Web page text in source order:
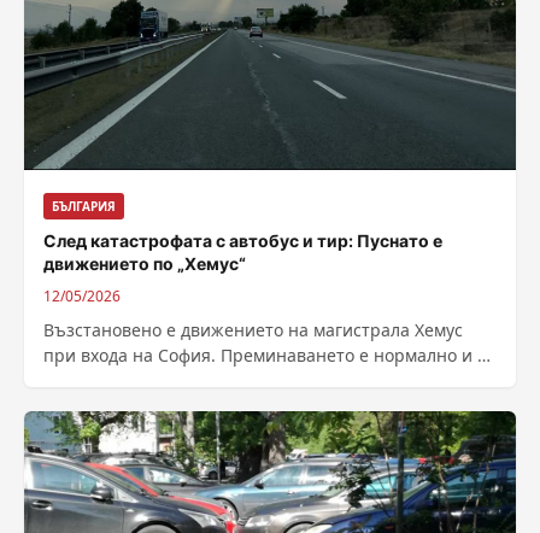
БЪЛГАРИЯ
След катастрофата с автобус и тир: Пуснато е
движението по „Хемус“
12/05/2026
Възстановено е движението на магистрала Хемус
при входа на София. Преминаването е нормално и в